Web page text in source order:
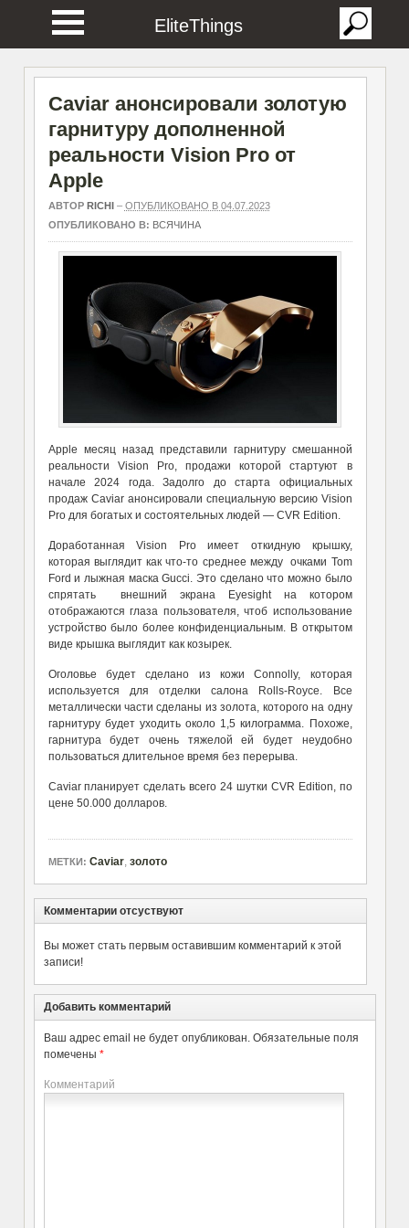
EliteThings
Caviar анонсировали золотую
гарнитуру дополненной
реальности Vision Pro от
Apple
АВТОР RICHI– ОПУБЛИКОВАНО В 04.07.2023
ОПУБЛИКОВАНО В: ВСЯЧИНА
Apple месяц назад представили гарнитуру смешанной
реальности Vision Pro, продажи которой стартуют в
начале 2024 года. Задолго до старта официальных
продаж Caviar анонсировали специальную версию Vision
Pro для богатых и состоятельных людей — CVR Edition.
Доработанная Vision Pro имеет откидную крышку,
которая выглядит как что-то среднее между очками Tom
Ford и лыжная маска Gucci. Это сделано что можно было
спрятать внешний экрана Eyesight на котором
отображаются глаза пользователя, чтоб использование
устройство было более конфиденциальным. В открытом
виде крышка выглядит как козырек.
Оголовье будет сделано из кожи Connolly, которая
используется для отделки салона Rolls-Royce. Все
металлически части сделаны из золота, которого на одну
гарнитуру будет уходить около 1,5 килограмма. Похоже,
гарнитура будет очень тяжелой ей будет неудобно
пользоваться длительное время без перерыва.
Caviar планирует сделать всего 24 шутки CVR Edition, по
цене 50.000 долларов.
МЕТКИ: Caviar, золото
Комментарии отсуствуют
Вы может стать первым оставившим комментарий к этой
записи!
Добавить комментарий
Ваш адрес email не будет опубликован. Обязательные поля
помечены *
Комментарий